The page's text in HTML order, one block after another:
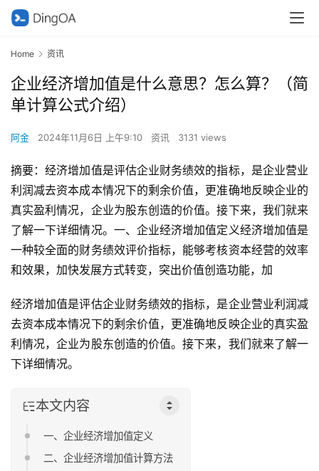
Home 资讯
企业经济增加值是什么意思？怎么算？（简
单计算公式介绍）
阿金 2024年11月6日 上午9:10 资讯 3131 views
摘要：经济增加值是评估企业财务绩效的指标，是企业营业
利润减去资本成本情况下的剩余价值，更准确地反映企业的
真实盈利情况，企业为股东创造的价值。接下来，我们就来
了解一下详细情况。一、企业经济增加值定义经济增加值是
一种较全面的财务绩效评价指标，能够考核资本经营的效率
和效果，加快发展方式转变，突出价值创造功能，加
经济增加值是评估企业财务绩效的指标，是企业营业利润减
去资本成本情况下的剩余价值，更准确地反映企业的真实盈
利情况，企业为股东创造的价值。接下来，我们就来了解一
下详细情况。
本文内容
一、企业经济增加值定义
二、企业经济增加值计算方法